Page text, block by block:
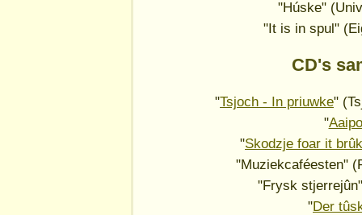
"Húske"
"It is in spul"
CD's
"Tsjoch - In priuwke"
"
"Skodzje foar it
"Muziekcaféesten"
"Frysk
"Der